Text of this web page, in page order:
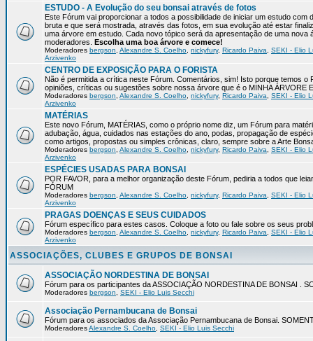
ESTUDO - A Evolução do seu bonsai através de fotos
Este Fórum vai proporcionar a todos a possibilidade de iniciar um estudo com
bruta e que será mostrada, através das fotos, em sua evolução até estar
uma árvore em estudo. Cada novo tópico será da apresentação de uma
moderadores. Escolha uma boa árvore e comece!
Moderadores bergson Alexandre S. Coelho nickyfury, Ricardo Paiva
SEKI - Elio
Arzivenko
CENTRO DE EXPOSIÇÃO PARA O FORISTA
Não é permitida a crítica neste Fórum. Comentários, sim! Isto porque temos
opiniões, críticas ou sugestões sobre nossa árvore que é o MINHA ÁRVORE
Moderadores bergson Alexandre S. Coelho nickyfury, Ricardo Paiva
SEKI - Elio
Arzivenko
MATÉRIAS
Este novo Fórum, MATÉRIAS, como o próprio nome diz, um Fórum para
adubação, água, cuidados nas estações do ano, podas, propagação de
como artigos, propostas ou simples crônicas, claro, sempre sobre a Arte
Moderadores bergson Alexandre S. Coelho nickyfury, Ricardo Paiva
SEKI - Elio
Arzivenko
ESPÉCIES USADAS PARA BONSAI
POR FAVOR, para a melhor organização deste Fórum, pediria a todos que
FÓRUM
Moderadores bergson Alexandre S. Coelho nickyfury, Ricardo Paiva
SEKI - Elio
Arzivenko
PRAGAS DOENÇAS E SEUS CUIDADOS
Fórum específico para estes casos. Coloque a foto ou fale sobre os seus
Moderadores bergson Alexandre S. Coelho nickyfury, Ricardo Paiva
SEKI - Elio
Arzivenko
ASSOCIAÇÕES, CLUBES E GRUPOS DE BONSAI
ASSOCIAÇÃO NORDESTINA DE BONSAI
Fórum para os participantes da ASSOCIAÇÃO NORDESTINA DE BONSAI .
Moderadores bergson SEKI - Elio Luis Secchi
Associação Pernambucana de Bonsai
Fórum para os associados da Associação Pernambucana de Bonsai.
ModeradoresAlexandre S. Coelho SEKI - Elio Luis Secchi